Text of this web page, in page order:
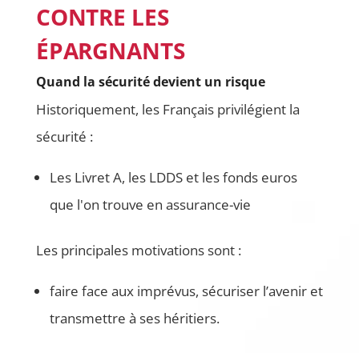
CONTRE LES
ÉPARGNANTS
Quand la sécurité devient un risque
Historiquement, les Français privilégient la
sécurité :
Les Livret A, les LDDS et les fonds euros
que l'on trouve en assurance-vie
Les principales motivations sont :
faire face aux imprévus, sécuriser l’avenir et
transmettre à ses héritiers.